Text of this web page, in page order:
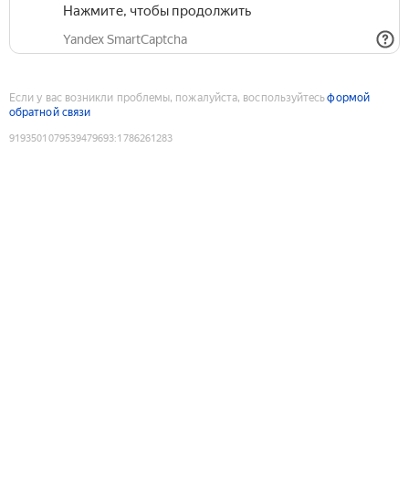
Нажмите, чтобы продолжить
Yandex SmartCaptcha
Если у вас возникли проблемы, пожалуйста, воспользуйтесьформой
обратной связи
9193501079539479693:1786261283